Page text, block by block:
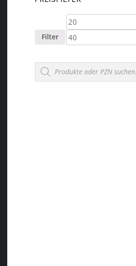
Min.
Preis
Filter
Products
search